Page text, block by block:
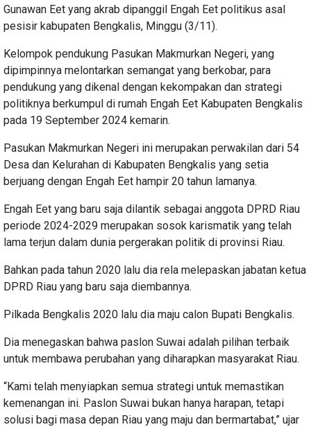
Gunawan Eet yang akrab dipanggil Engah Eet politikus asal
pesisir kabupaten Bengkalis, Minggu (3/11).
Kelompok pendukung Pasukan Makmurkan Negeri, yang
dipimpinnya melontarkan semangat yang berkobar, para
pendukung yang dikenal dengan kekompakan dan strategi
politiknya berkumpul di rumah Engah Eet Kabupaten Bengkalis
pada 19 September 2024 kemarin.
Pasukan Makmurkan Negeri ini merupakan perwakilan dari 54
Desa dan Kelurahan di Kabupaten Bengkalis yang setia
berjuang dengan Engah Eet hampir 20 tahun lamanya.
Engah Eet yang baru saja dilantik sebagai anggota DPRD Riau
periode 2024-2029 merupakan sosok karismatik yang telah
lama terjun dalam dunia pergerakan politik di provinsi Riau.
Bahkan pada tahun 2020 lalu dia rela melepaskan jabatan ketua
DPRD Riau yang baru saja diembannya.
Pilkada Bengkalis 2020 lalu dia maju calon Bupati Bengkalis.
Dia menegaskan bahwa paslon Suwai adalah pilihan terbaik
untuk membawa perubahan yang diharapkan masyarakat Riau.
“Kami telah menyiapkan semua strategi untuk memastikan
kemenangan ini. Paslon Suwai bukan hanya harapan, tetapi
solusi bagi masa depan Riau yang maju dan bermartabat,” ujar